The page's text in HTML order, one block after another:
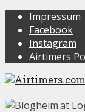
Impressum
Facebook
Instagram
Airtimers